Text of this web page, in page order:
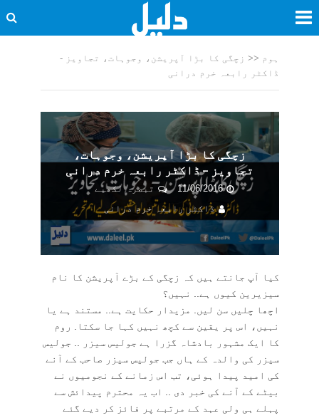
ہوم << زچگی کا بڑا آپریشن، وجوہات، تجاویز -
ڈاکٹر رابعہ خرم درانی
زچگی کا بڑا آپریشن، وجوہات،
تجاویز – ڈاکٹر رابعہ خرم درانی
11/06/2016
تبصرہ لکھیے
ڈاکٹر رابعہ خرم درانی
کیا آپ جانتے ہیں کہ زچگی کے بڑے آپریشن کا نام
سیزیرین کیوں ہے.. نہیں؟
اچھا چلیں سن لیں. مزیدار حکایت ہے.. مستند ہے یا
نہیں، اس پر یقین سے کچھ نہیں کہا جا سکتا. روم
کا ایک مشہور بادشاہ گزرا ہے جولیس سیزر .. جولیس
سیزر کی والدہ کے ہاں جب جولیس سیزر صاحب کے آنے
کی امید پیدا ہوئی، تب اس زمانے کے نجومیوں نے
بیٹے کے آنے کی خبر دی .. اب یہ محترم پیدائش سے
پہلے ہی ولی عہد کے مرتبے پر فائز کر دیے گئے